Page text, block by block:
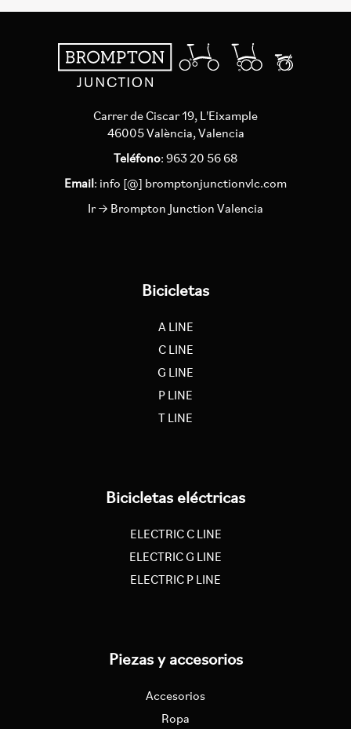
Carrer de Ciscar 19, L'Eixample
46005 València, Valencia
Teléfono: 963 20 56 68
Email: info [@] bromptonjunctionvlc.com
Ir → Brompton Junction Valencia
Bicicletas
A LINE
C LINE
G LINE
P LINE
T LINE
Bicicletas eléctricas
ELECTRIC C LINE
ELECTRIC G LINE
ELECTRIC P LINE
Piezas y accesorios
Accesorios
Ropa